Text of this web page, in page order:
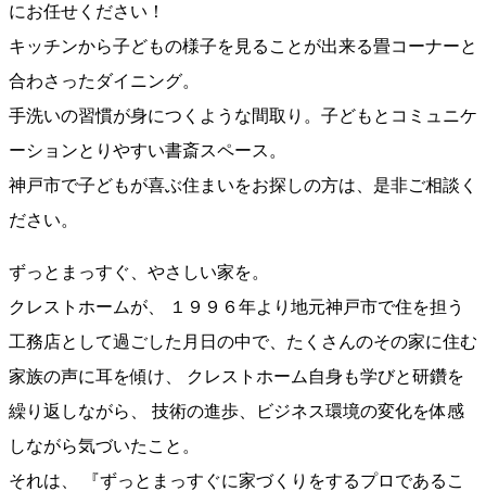
にお任せください！
キッチンから子どもの様子を見ることが出来る畳コーナーと
合わさったダイニング。
手洗いの習慣が身につくような間取り。子どもとコミュニケ
ーションとりやすい書斎スペース。
神戸市で子どもが喜ぶ住まいをお探しの方は、是非ご相談く
ださい。
ずっとまっすぐ、やさしい家を。
クレストホームが、 １９９６年より地元神戸市で住を担う
工務店として過ごした月日の中で、たくさんのその家に住む
家族の声に耳を傾け、 クレストホーム自身も学びと研鑽を
繰り返しながら、 技術の進歩、ビジネス環境の変化を体感
しながら気づいたこと。
それは、 『ずっとまっすぐに家づくりをするプロであるこ